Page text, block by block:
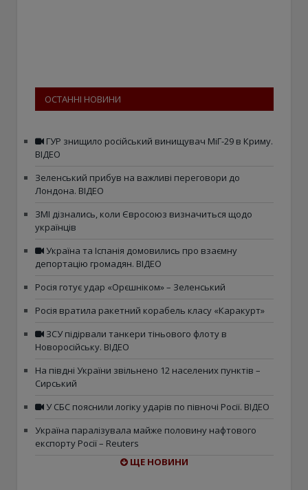
ОСТАННІ НОВИНИ
ГУР знищило російський винищувач МіГ-29 в Криму.
ВІДЕО
Зеленський прибув на важливі переговори до
Лондона. ВІДЕО
ЗМІ дізнались, коли Євросоюз визначиться щодо
українців
Україна та Іспанія домовились про взаємну
депортацію громадян. ВІДЕО
Росія готує удар «Орєшніком» – Зеленський
Росія вратила ракетний корабель класу «Каракурт»
ЗСУ підірвали танкери тіньового флоту в
Новоросійську. ВІДЕО
На півдні України звільнено 12 населених пунктів –
Сирський
У СБС пояснили логіку ударів по півночі Росії. ВІДЕО
Україна паралізувала майже половину нафтового
експорту Росії – Reuters
ЩЕ НОВИНИ